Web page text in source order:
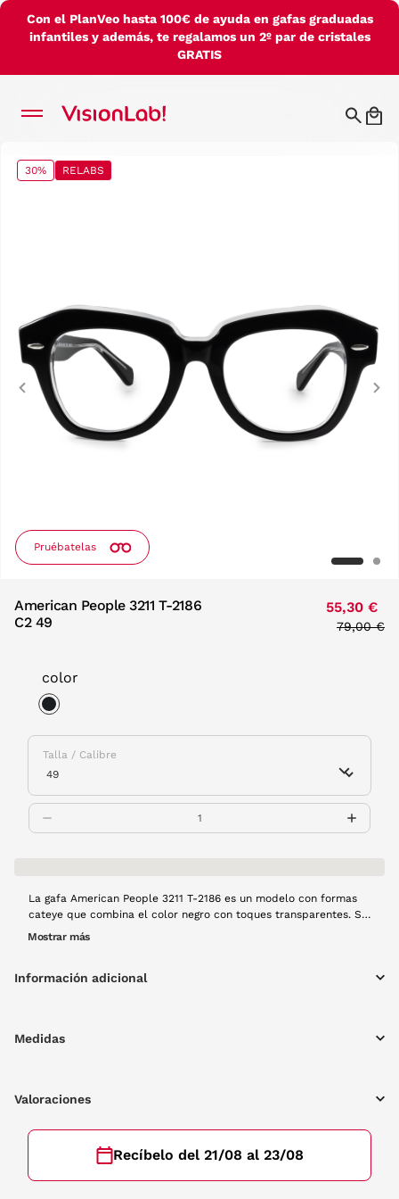
Con el PlanVeo hasta 100€ de ayuda en gafas graduadas
infantiles y además, te regalamos un 2º par de cristales
GRATIS
30% RELABS
Pruébatelas
Previous
American People 3211 T-2186
C2 49
55,30 €
Price
79,00 €
color
Talla / Calibre
La gafa American People 3211 T-2186 es un modelo con formas
cateye que combina el color negro con toques transparentes. Su
diseño innovador y elegante no podrá faltarte esta temporada.
Mostrar más
Información adicional
Medidas
Valoraciones
Recíbelo del 21/08 al 23/08